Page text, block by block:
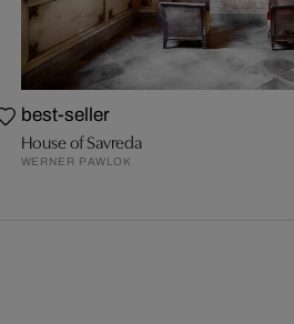
best-seller
House of Savreda
WERNER PAWLOK